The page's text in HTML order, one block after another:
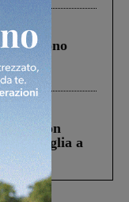
morirono
il
tir....
la figlia a